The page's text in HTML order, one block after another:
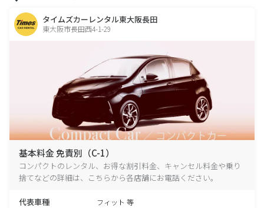
タイムズカーレンタル東大阪長田
東大阪市長田西4-1-29
基本料金 免責別（C-1）
コンパクトのレンタル、お得な割引料金、キャンセル料金や乗り
捨てなどの詳細は、こちらから各店舗にお電話ください。
代表車種 フィット 等